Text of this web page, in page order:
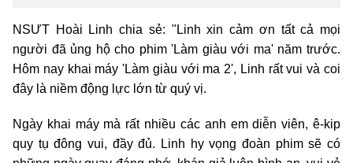
NSƯT Hoài Linh chia sẻ: "Linh xin cảm ơn tất cả mọi
người đã ủng hộ cho phim 'Làm giàu với ma' năm trước.
Hôm nay khai máy 'Làm giàu với ma 2', Linh rất vui và coi
đây là niềm động lực lớn từ quý vị.
Ngày khai máy mà rất nhiều các anh em diễn viên, ê-kip
quy tụ đông vui, đầy đủ. Linh hy vọng đoàn phim sẽ có